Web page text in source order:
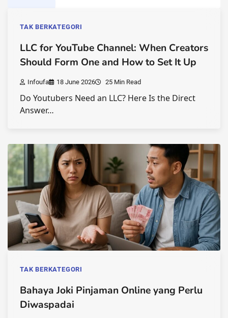
TAK BERKATEGORI
LLC for YouTube Channel: When Creators
Should Form One and How to Set It Up
Infoufa 18 June 2026 25 Min Read
Do Youtubers Need an LLC? Here Is the Direct
Answer…
TAK BERKATEGORI
Bahaya Joki Pinjaman Online yang Perlu
Diwaspadai